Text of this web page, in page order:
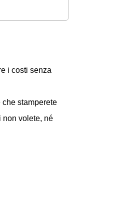
i costi senza
stamperete
non volete, né